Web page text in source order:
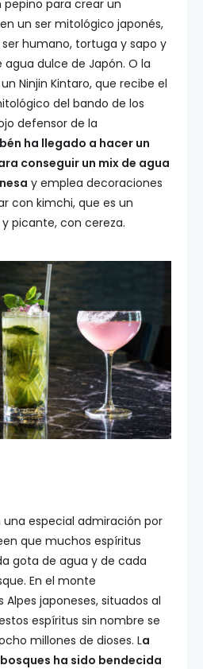
para crear un
un ser mitológico japonés,
humano, tortuga y sapo y
agua dulce de Japón. O la
Ninjin Kintaro, que recibe el
del bando de los
defensor de la
ha llegado a hacer un
conseguir un mix de agua
y emplea decoraciones
con kimchi, que es un
picante, con cereza.
una especial admiración por
que muchos espíritus
gota de agua y de cada
En el monte
Alpes japoneses, situados al
espíritus sin nombre se
millones de dioses. La
ha sido bendecida